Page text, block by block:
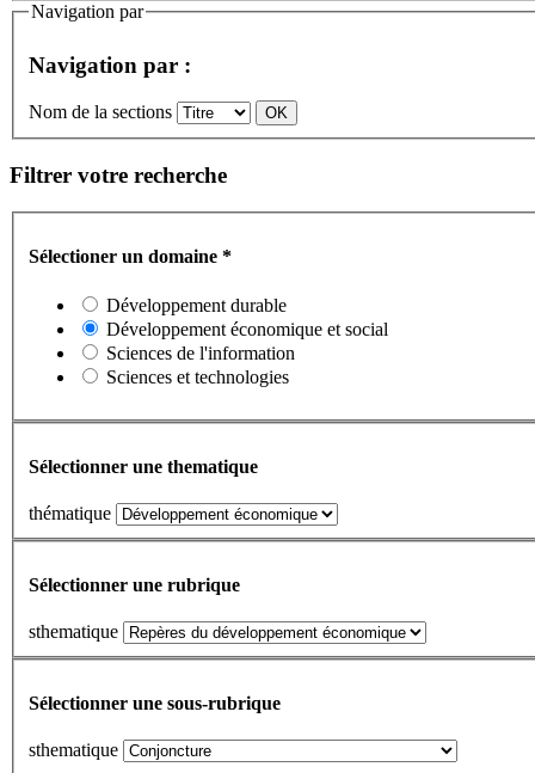
Navigation par
Navigation par :
Nom de la sections
Filtrer votre recherche
Sélectioner un domaine *
Développement durable
Développement économique et social
Sciences de l'information
Sciences et technologies
Sélectionner une thematique
thématique
Sélectionner une rubrique
sthematique
Sélectionner une sous-rubrique
sthematique